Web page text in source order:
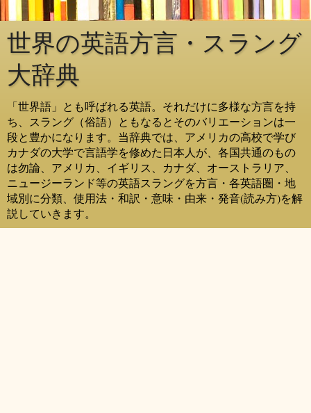
世界の英語方言・スラング
大辞典
「世界語」とも呼ばれる英語。それだけに多様な方言を持
ち、スラング（俗語）ともなるとそのバリエーションは一
段と豊かになります。当辞典では、アメリカの高校で学び
カナダの大学で言語学を修めた日本人が、各国共通のもの
は勿論、アメリカ、イギリス、カナダ、オーストラリア、
ニュージーランド等の英語スラングを方言・各英語圏・地
域別に分類、使用法・和訳・意味・由来・発音(読み方)を解
説していきます。